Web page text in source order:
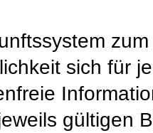
sich für
gültigen